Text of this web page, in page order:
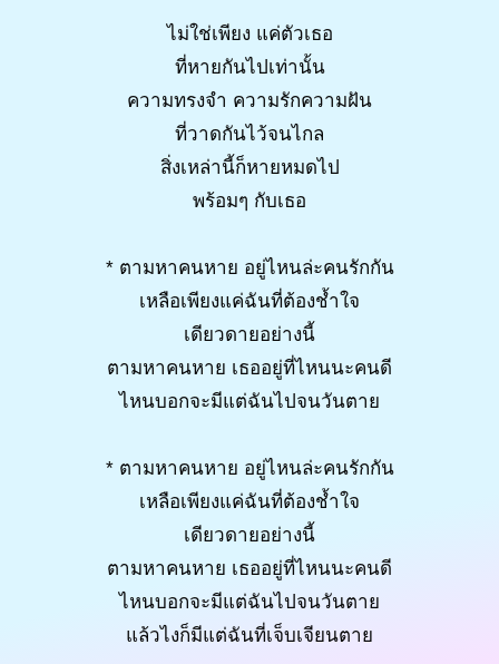
ไม่ใช่เพียง แค่ตัวเธอ
ที่หายกันไปเท่านั้น
ความทรงจำ ความรักความฝัน
ที่วาดกันไว้จนไกล
สิ่งเหล่านี้ก็หายหมดไป
พร้อมๆ กับเธอ
* ตามหาคนหาย อยู่ไหนล่ะคนรักกัน
เหลือเพียงแค่ฉันที่ต้องช้ำใจ
เดียวดายอย่างนี้
ตามหาคนหาย เธออยู่ที่ไหนนะคนดี
ไหนบอกจะมีแต่ฉันไปจนวันตาย
* ตามหาคนหาย อยู่ไหนล่ะคนรักกัน
เหลือเพียงแค่ฉันที่ต้องช้ำใจ
เดียวดายอย่างนี้
ตามหาคนหาย เธออยู่ที่ไหนนะคนดี
ไหนบอกจะมีแต่ฉันไปจนวันตาย
แล้วไงก็มีแต่ฉันที่เจ็บเจียนตาย